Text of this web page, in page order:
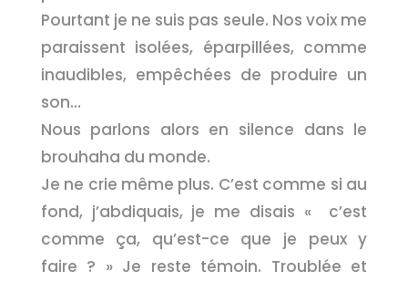
Pourtant je ne suis pas seule. Nos voix me
paraissent isolées, éparpillées, comme
inaudibles, empêchées de produire un
son…
Nous parlons alors en silence dans le
brouhaha du monde.
Je ne crie même plus. C’est comme si au
fond, j’abdiquais, je me disais « c’est
comme ça, qu’est-ce que je peux y
faire ? » Je reste témoin. Troublée et